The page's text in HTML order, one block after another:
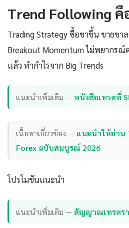
Trend Following คื
Trading Strategy ซื้อขาขึ้น ขายขาล
Breakout Momentum ไม่พยากร
แล้ว ทำกำไรจาก Big Trends
แนะนำเพิ่มเติม — หนังสือเทรดที่
เนื้อหาเกี่ยวข้อง — แนะนำให้อ่าน
Forex ฉบับสมบูรณ์ 2026
โปรโมชันแนะนำ
แนะนำเพิ่มเติม —สัญญาณเทรดร